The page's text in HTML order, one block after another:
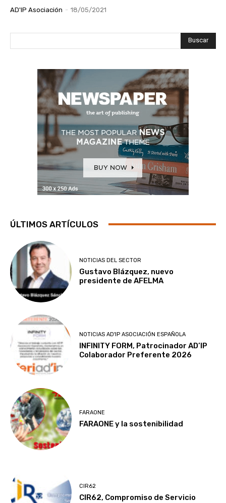
AD'IP Asociación - 18/05/2021
Buscar
ÚLTIMOS ARTÍCULOS
NOTICIAS DEL SECTOR
Gustavo Blázquez, nuevo
presidente de AFELMA
NOTICIAS AD'IP ASOCIACIÓN ESPAÑOLA
INFINITY FORM, Patrocinador AD’IP
Colaborador Preferente 2026
FARAONE
FARAONE y la sostenibilidad
CIR62
CIR62, Compromiso de Servicio